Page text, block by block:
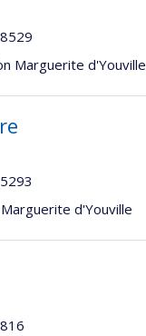
Marguerite d'Youville
d'Youville